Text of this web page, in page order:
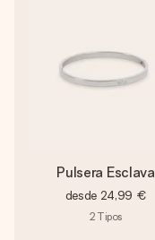
Pulsera Esclava
desde 24,99 €
2 Tipos